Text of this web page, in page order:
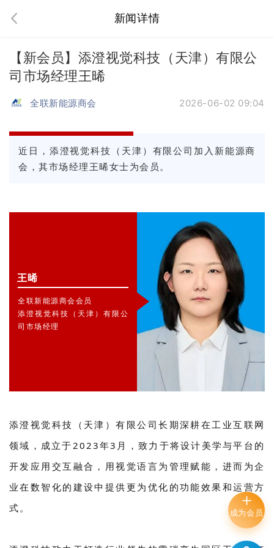
新闻详情
【新会员】添澄视觉科技（天津）有限公
司市场经理王晞
全联新能源商会 2026-06-02 09:04
近日，添澄视觉科技（天津）有限公司加入新能源商
会，其市场经理王晞女士为会员。
王晞
全联新能源商会会员
添澄视觉科技（天津）有限公
司市场经理
添澄视觉科技（天津）有限公司⻓期深耕在工业互联⽹
领域，成立于2023年3月，致力于将设计美学与平台的
开发应用交互融合，用视觉语言为管理赋能，进而为企
业在数智化的建设中提供更为优化的功能效果和运营方
式。
成为会员